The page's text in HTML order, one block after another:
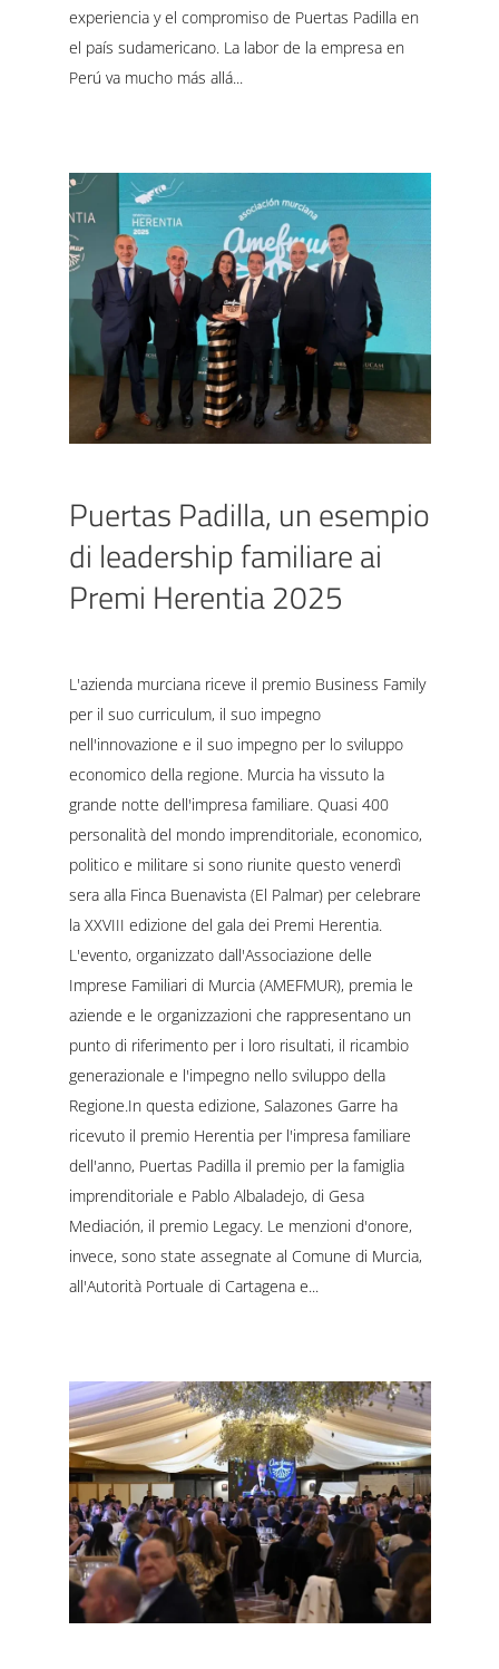
experiencia y el compromiso de Puertas Padilla en
el país sudamericano. La labor de la empresa en
Perú va mucho más allá
Puertas Padilla, un esempio
di leadership familiare ai
Premi Herentia 2025
L'azienda murciana riceve il premio Business Family
per il suo curriculum, il suo impegno
nell'innovazione e il suo impegno per lo sviluppo
economico della regione. Murcia ha vissuto la
grande notte dell'impresa familiare. Quasi 400
personalità del mondo imprenditoriale, economico,
politico e militare si sono riunite questo venerdì
sera alla Finca Buenavista (El Palmar) per celebrare
la XXVIII edizione del gala dei Premi Herentia.
L'evento, organizzato dall'Associazione delle
Imprese Familiari di Murcia (AMEFMUR), premia le
aziende e le organizzazioni che rappresentano un
punto di riferimento per i loro risultati, il ricambio
generazionale e l'impegno nello sviluppo della
Regione.In questa edizione, Salazones Garre ha
ricevuto il premio Herentia per l'impresa familiare
dell'anno, Puertas Padilla il premio per la famiglia
imprenditoriale e Pablo Albaladejo, di Gesa
Mediación, il premio Legacy. Le menzioni d'onore,
invece, sono state assegnate al Comune di Murcia,
all'Autorità Portuale di Cartagena e